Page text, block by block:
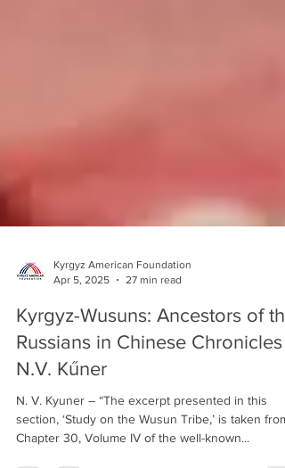
Kyrgyz American Foundation
Apr 5, 2025
Kyrgyz-Wusuns: Ancestors of the
Russians in Chinese Chronicles -
N.V. Kűner